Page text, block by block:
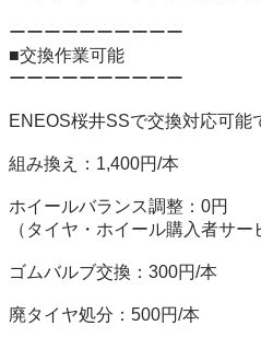
ーーーーーーーーーー
■交換作業可能
ーーーーーーーーーー
ENEOS桜井SSで交換対応可能
組み換え：1,400円/本
ホイールバランス調整：0円
（タイヤ・ホイール購入者サー
ゴムバルブ交換：300円/本
廃タイヤ処分：500円/本